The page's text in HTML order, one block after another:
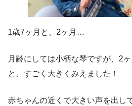
1歳7ヶ月と、2ヶ月…
月齢にしては小柄な琴ですが、2
と、すごく大きくみえました！
赤ちゃんの近くで大きい声を出し